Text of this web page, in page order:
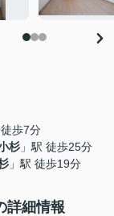
徒歩7分
杉 」駅 徒歩25分
」駅 徒歩19分
詳細情報